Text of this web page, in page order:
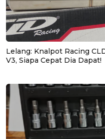
Lelang: Knalpot Racing
V3, Siapa Cepat Dia Dapat!